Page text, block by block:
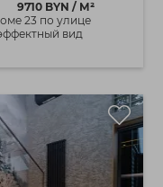
9710 BYN / М²
23 по улице
вид